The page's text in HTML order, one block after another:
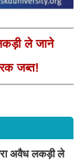
ले जाने
जब्त!
अवैध लकड़ी ले